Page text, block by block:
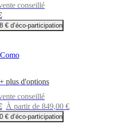
conseillé
€ d’éco-participation
+ plus d'options
conseillé
À partir de 849,00 €
€ d’éco-participation